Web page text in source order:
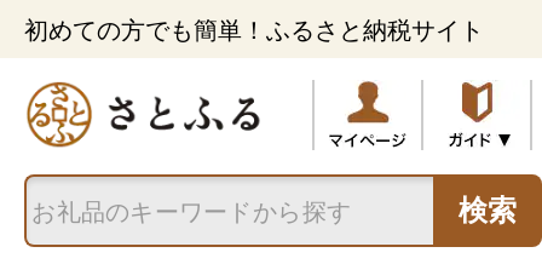
初めての方でも簡単！ふるさと納税サイト
検索